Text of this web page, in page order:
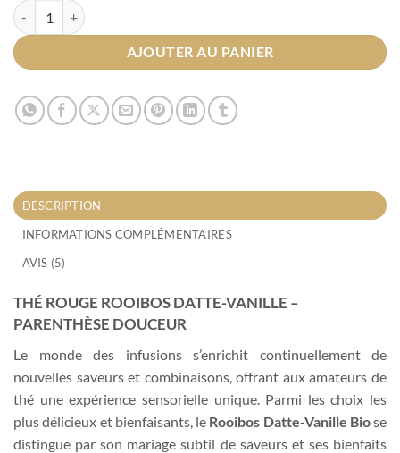
quantité de Rooibos Datte-Vanille Bio
AJOUTER AU PANIER
DESCRIPTION
INFORMATIONS COMPLÉMENTAIRES
AVIS (5)
THÉ ROUGE ROOIBOS DATTE-VANILLE –
PARENTHÈSE DOUCEUR
Le monde des infusions s’enrichit continuellement de
nouvelles saveurs et combinaisons, offrant aux amateurs de
thé une expérience sensorielle unique. Parmi les choix les
plus délicieux et bienfaisants, le Rooibos Datte-Vanille Biose
distingue par son mariage subtil de saveurs et ses bienfaits